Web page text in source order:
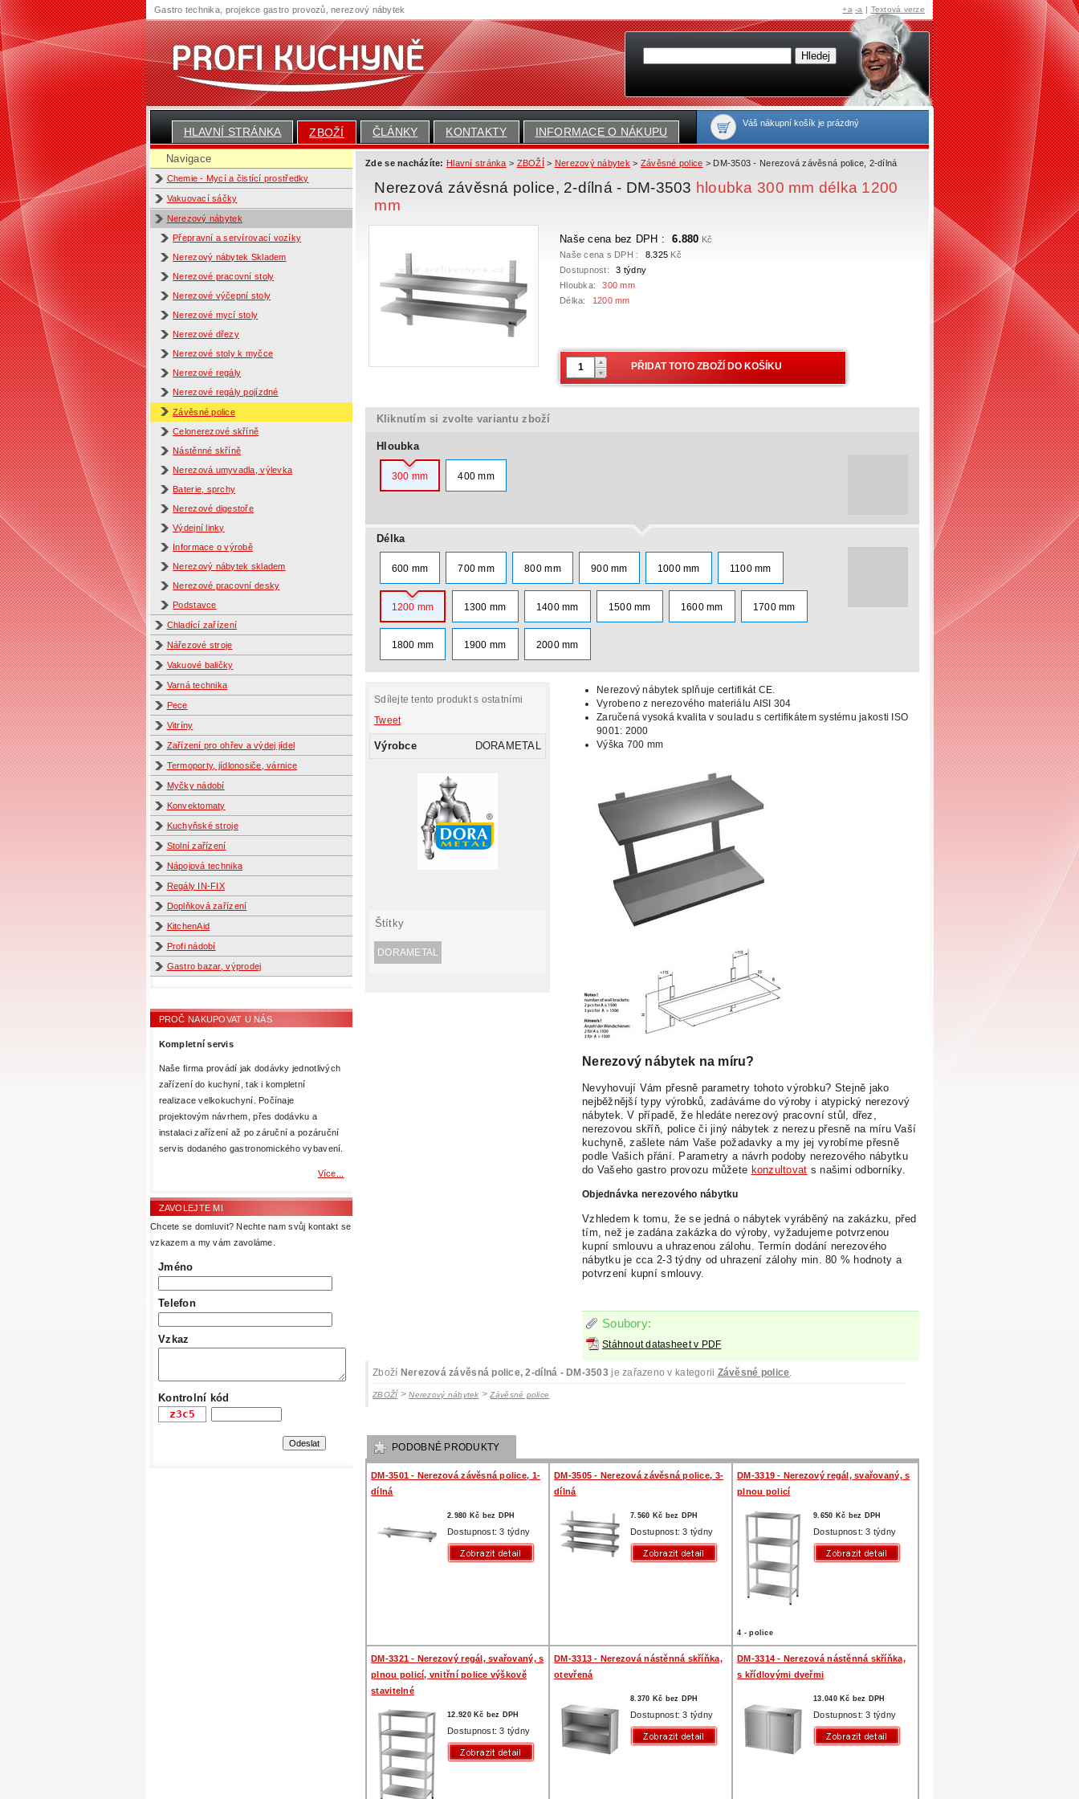
HLAVNÍ STRÁNKA ZBOŽÍ ČLÁNKY KONTAKTY INFORMACE O NÁKUPU
Váš nákupní košík je prázdný
Navigace
Chemie - Mycí a čistící prostředky
Vakuovací sáčky
Nerezový nábytek
Přepravní a servírovací vozíky
Nerezový nábytek Skladem
Nerezové pracovní stoly
Nerezové výčepní stoly
Nerezové mycí stoly
Nerezové dřezy
Nerezové stoly k myčce
Nerezové regály
Nerezové regály pojízdné
Závěsné police
Celonerezové skříně
Nástěnné skříně
Nerezová umyvadla, výlevka
Baterie, sprchy
Nerezové digestoře
Výdejní linky
Informace o výrobě
Nerezový nábytek skladem
Nerezové pracovní desky
Podstavce
Chladící zařízení
Nářezové stroje
Vakuové baličky
Varná technika
Pece
Vitríny
Zařízení pro ohřev a výdej jídel
Termoporty, jídlonosiče, várnice
Myčky nádobí
Konvektomaty
Kuchyňské stroje
Stolní zařízení
Nápojová technika
Regály IN-FIX
Doplňková zařízení
KitchenAid
Profi nádobí
Gastro bazar, výprodej
PROČ NAKUPOVAT U NÁS
Kompletní servis
Naše firma provádí jak dodávky jednotlivých
zařízení do kuchyní, tak i kompletní
realizace velkokuchyní. Počínaje
projektovým návrhem, přes dodávku a
instalaci zařízení až po záruční a pozáruční
servis dodaného gastronomického vybavení.
Více...
ZAVOLEJTE MI
Chcete se domluvit? Nechte nam svůj kontakt se
vzkazem a my vám zavoláme.
Jméno
Telefon
Vzkaz
Kontrolní kód
Zde se nacházíte: Hlavní stránka > ZBOŽÍ > Nerezový nábytek > Závěsné police > DM-3503 - Nerezová závěsná police, 2-dílná
Nerezová závěsná police, 2-dílná - DM-3503 hloubka 300 mm délka 1200
mm
Naše cena bez DPH : 6.880 Kč
Naše cena s DPH :
8.325 Kč
Dostupnost:
3 týdny
Hloubka:
300 mm
Délka:
1200 mm
Kliknutím si zvolte variantu zboží
Hloubka
300 mm 400 mm
Délka
600 mm 700 mm 800 mm 900 mm 1000 mm 1100 mm
1200 mm 1300 mm 1400 mm 1500 mm 1600 mm 1700 mm
1800 mm 1900 mm 2000 mm
Sdílejte tento produkt s ostatními
Tweet
Výrobce DORAMETAL
Štítky
DORAMETAL
Nerezový nábytek splňuje certifikát CE.
Vyrobeno z nerezového materiálu AISI 304
Zaručená vysoká kvalita v souladu s certifikátem systému jakosti ISO
9001: 2000
Výška 700 mm
Nerezový nábytek na míru?
Nevyhovují Vám přesně parametry tohoto výrobku? Stejně jako
nejběžnější typy výrobků, zadáváme do výroby i atypický nerezový
nábytek. V případě, že hledáte nerezový pracovní stůl, dřez,
nerezovou skříň, police či jiný nábytek z nerezu přesně na míru Vaší
kuchyně, zašlete nám Vaše požadavky a my jej vyrobíme přesně
podle Vašich přání. Parametry a návrh podoby nerezového nábytku
do Vašeho gastro provozu můžete konzultovat s našimi odborníky.
Objednávka nerezového nábytku
Vzhledem k tomu, že se jedná o nábytek vyráběný na zakázku, před
tím, než je zadána zakázka do výroby, vyžadujeme potvrzenou
kupní smlouvu a uhrazenou zálohu. Termín dodání nerezového
nábytku je cca 2-3 týdny od uhrazení zálohy min. 80 % hodnoty a
potvrzení kupní smlouvy.
Soubory:
Stáhnout datasheet v PDF
Zboží Nerezová závěsná police, 2-dílná - DM-3503 je zařazeno v kategorii Závěsné police
ZBOŽÍ>Nerezový nábytek >Závěsné police
PODOBNÉ PRODUKTY
DM-3501 - Nerezová závěsná police, 1-
dílná
2.980 Kč bez DPH
Dostupnost: 3 týdny
DM-3505 - Nerezová závěsná police, 3-
dílná
7.560 Kč bez DPH
Dostupnost: 3 týdny
DM-3319 - Nerezový regál, svařovaný, s
plnou policí
9.650 Kč bez DPH
Dostupnost: 3 týdny
4 - police
DM-3321 - Nerezový regál, svařovaný, s
plnou policí, vnitřní police výškově
stavitelné
12.920 Kč bez DPH
Dostupnost: 3 týdny
DM-3313 - Nerezová nástěnná skříňka,
otevřená
8.370 Kč bez DPH
Dostupnost: 3 týdny
DM-3314 - Nerezová nástěnná skříňka,
s křídlovými dveřmi
13.040 Kč bez DPH
Dostupnost: 3 týdny
Gastro technika, projekce gastro provozů, nerezový nábytek +a -a | Textová verze